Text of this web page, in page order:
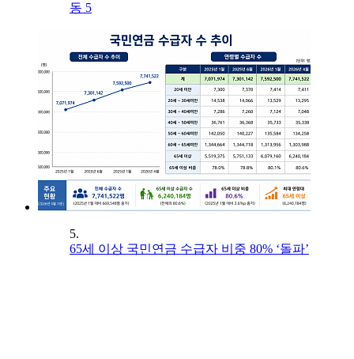
동 5
5.
65세 이상 국민연금 수급자 비중 80% ‘돌파’